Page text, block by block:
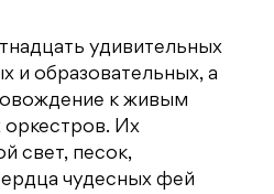
удивительных
и образовательных, а
к живым
Их
свет, песок,
чудесных фей